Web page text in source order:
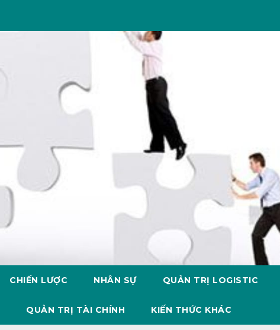
CHIẾN LƯỢC NHÂN SỰ QUẢN TRỊ LOGISTIC
QUẢN TRỊ TÀI CHÍNH KIẾN THỨC KHÁC